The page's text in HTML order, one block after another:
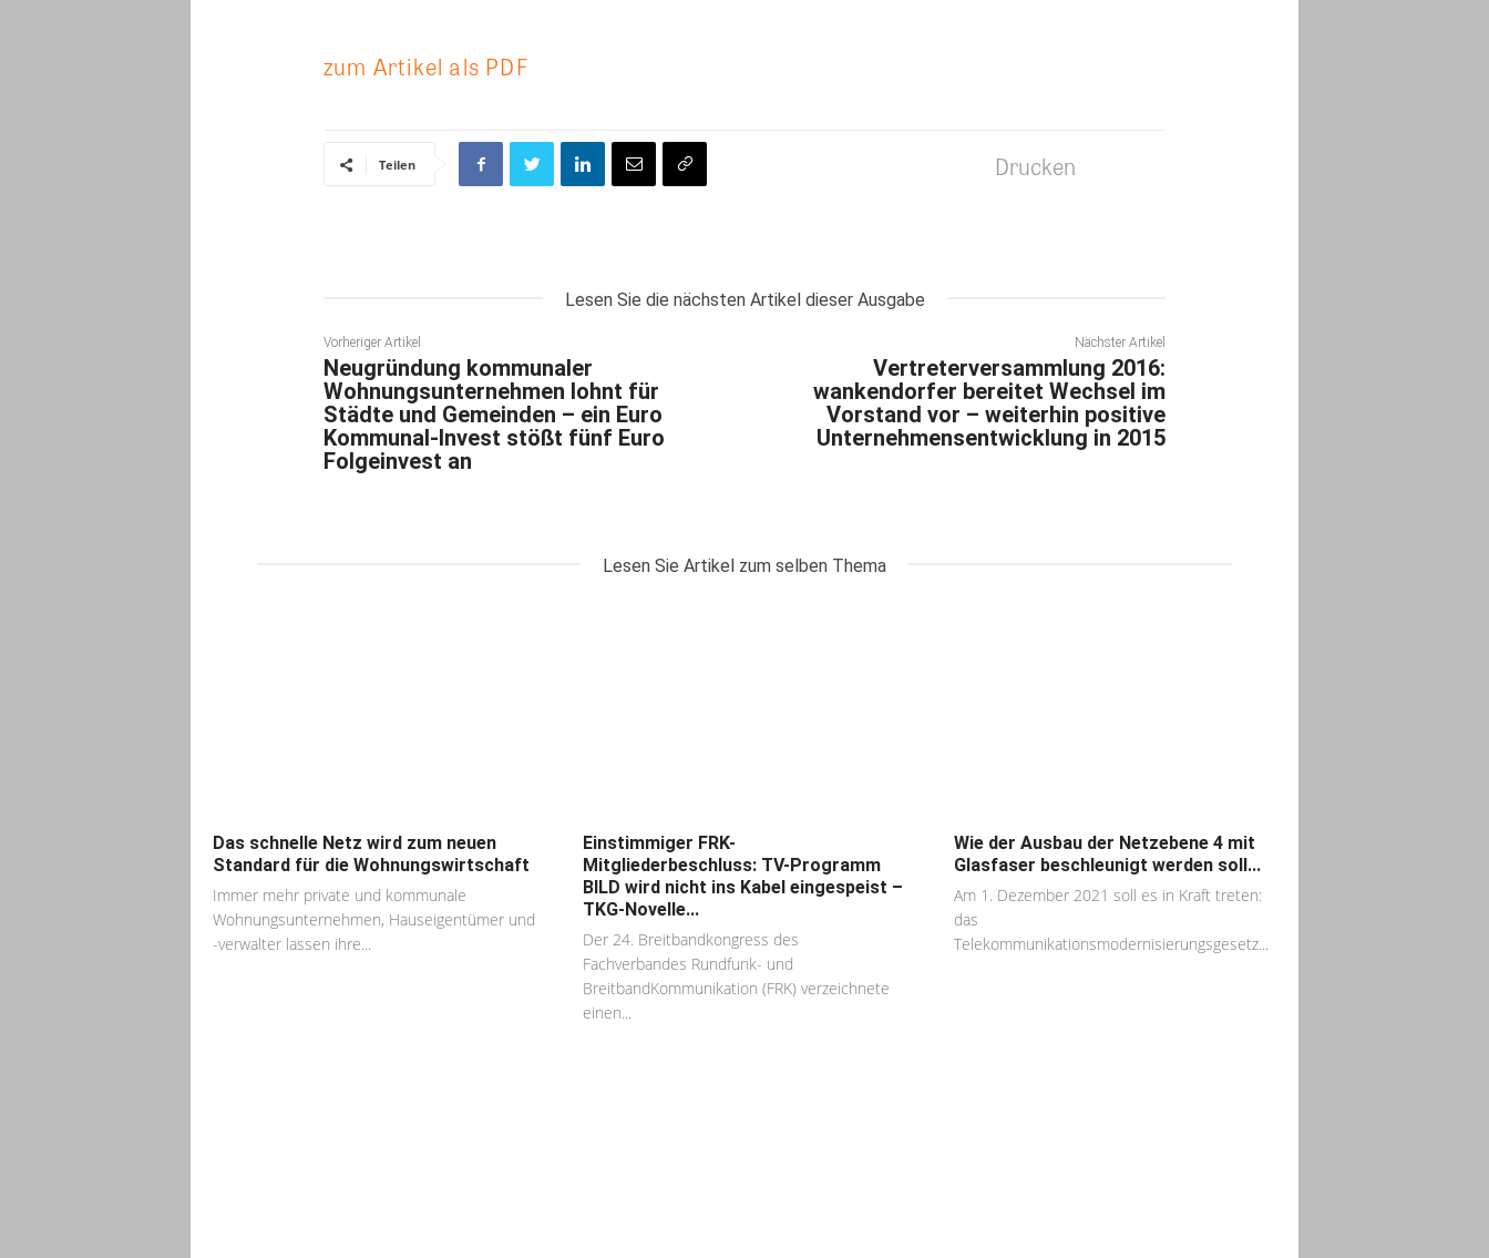
zum Artikel als PDF
Teilen Drucken
Lesen Sie die nächsten Artikel dieser Ausgabe
Vorheriger Artikel
Neugründung kommunaler
Wohnungsunternehmen lohnt für
Städte und Gemeinden – ein Euro
Kommunal-Invest stößt fünf Euro
Folgeinvest an
Nächster Artikel
Vertreterversammlung 2016:
wankendorfer bereitet Wechsel im
Vorstand vor – weiterhin positive
Unternehmensentwicklung in 2015
Lesen Sie Artikel zum selben Thema
Das schnelle Netz wird zum neuen
Standard für die Wohnungswirtschaft
Immer mehr private und kommunale
Wohnungsunternehmen, Hauseigentümer und
-verwalter lassen ihre...
Einstimmiger FRK-
Mitgliederbeschluss: TV-Programm
BILD wird nicht ins Kabel eingespeist –
TKG-Novelle...
Der 24. Breitbandkongress des
Fachverbandes Rundfunk- und
BreitbandKommunikation (FRK) verzeichnete
einen...
Wie der Ausbau der Netzebene 4 mit
Glasfaser beschleunigt werden soll...
Am 1. Dezember 2021 soll es in Kraft treten:
das
Telekommunikationsmodernisierungsgesetz...